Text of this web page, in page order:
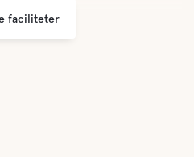
faciliteter